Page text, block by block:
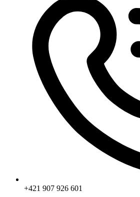
+421 907 926 601